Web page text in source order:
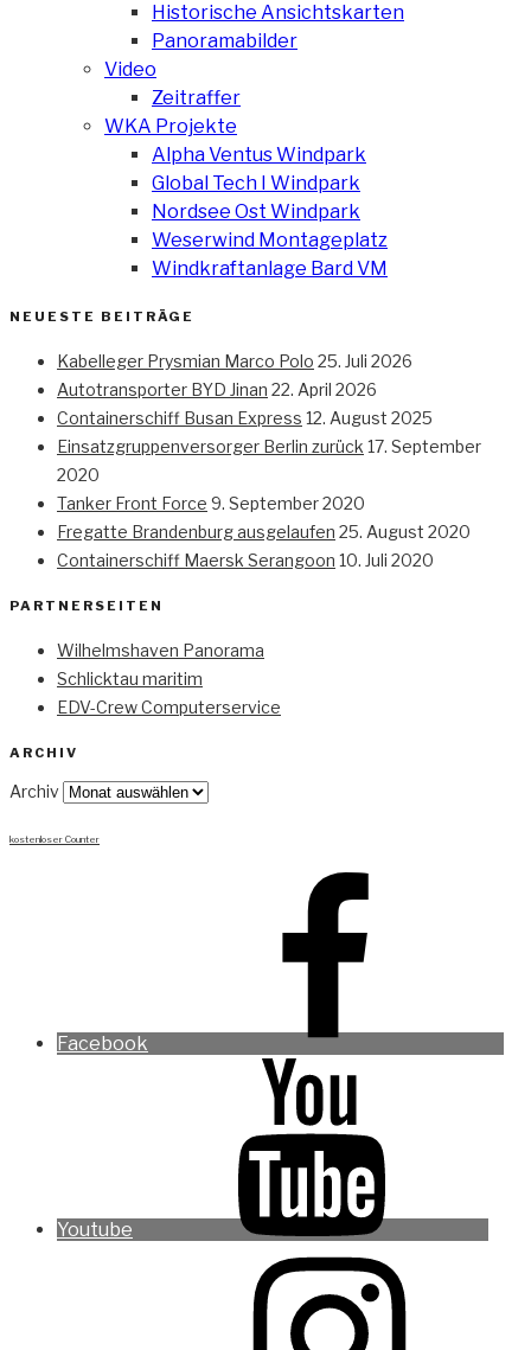
Historische Ansichtskarten
Panoramabilder
Video
Zeitraffer
WKA Projekte
Alpha Ventus Windpark
Global Tech I Windpark
Nordsee Ost Windpark
Weserwind Montageplatz
Windkraftanlage Bard VM
NEUESTE BEITRÄGE
Kabelleger Prysmian Marco Polo 25. Juli 2026
Autotransporter BYD Jinan 22. April 2026
Containerschiff Busan Express 12. August 2025
Einsatzgruppenversorger Berlin zurück 17. September
2020
Tanker Front Force 9. September 2020
Fregatte Brandenburg ausgelaufen 25. August 2020
Containerschiff Maersk Serangoon 10. Juli 2020
PARTNERSEITEN
Wilhelmshaven Panorama
Schlicktau maritim
EDV-Crew Computerservice
ARCHIV
Archiv
kostenloser Counter
Facebook
Youtube